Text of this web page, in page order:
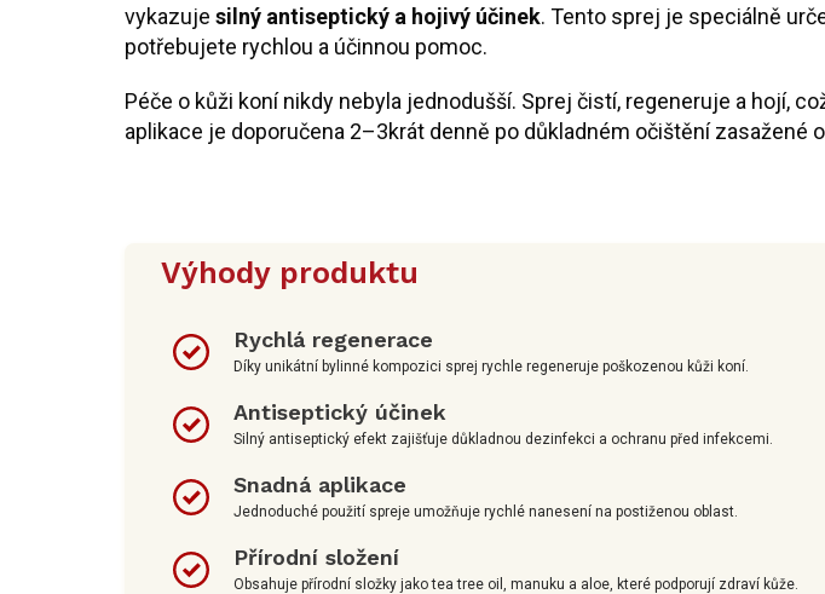
vykazuje silný antiseptický a hojivý účinek. Tento sprej je speciálně
potřebujete rychlou a účinnou pomoc.
Péče o kůži koní nikdy nebyla jednodušší. Sprej čistí, regeneruje a hojí,
aplikace je doporučena 2–3krát denně po důkladném očištění zasažené
Výhody produktu
Rychlá regenerace
Díky unikátní bylinné kompozici sprej rychle regeneruje poškozenou kůži koní.
Antiseptický účinek
Silný antiseptický efekt zajišťuje důkladnou dezinfekci a ochranu před infekcemi.
Snadná aplikace
Jednoduché použití spreje umožňuje rychlé nanesení na postiženou oblast.
Přírodní složení
Obsahuje přírodní složky jako tea tree oil, manuku a aloe, které podporují zdraví kůže.